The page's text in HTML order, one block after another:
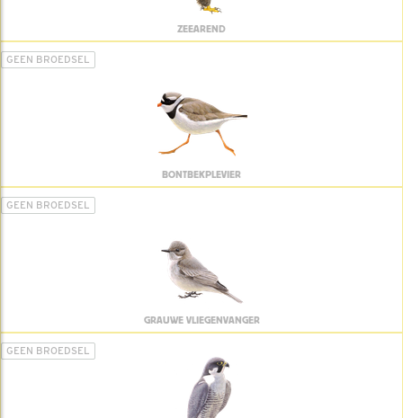
ZEEAREND
GEEN BROEDSEL
BONTBEKPLEVIER
GEEN BROEDSEL
GRAUWE VLIEGENVANGER
GEEN BROEDSEL